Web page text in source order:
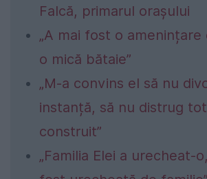
Falcă, primarul orașului
„A mai fost o
o mică bătaie”
„M-a convins el să nu
instanță, să nu distrug
construit”
„Familia Elei a urecheat-